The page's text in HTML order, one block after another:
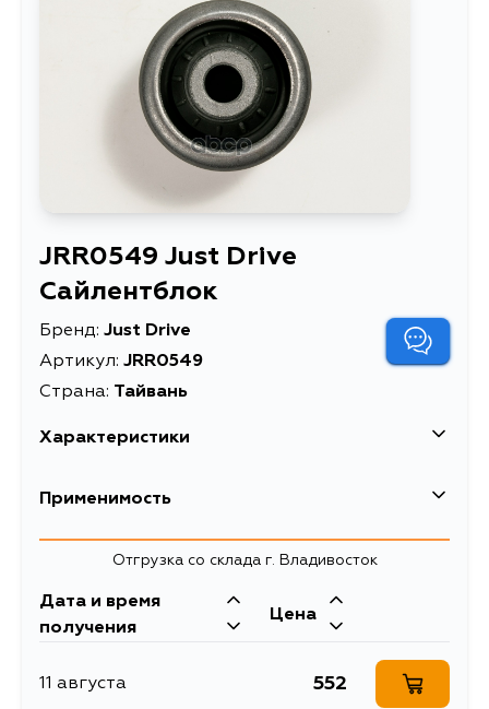
JRR0549 Just Drive
Сайлентблок
Бренд: Just Drive
Артикул: JRR0549
Страна: Тайвань
Характеристики
Описание
Применимость
Отгрузка со склада г. Владивосток
Дата и время
получения
Цена
11 августа 552